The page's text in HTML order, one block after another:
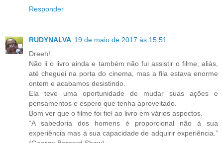
Responder
RUDYNALVA 19 de maio de 2017 às 15:51
Dreeh!
Não li o livro ainda e também não fui assistir o filme, aliás,
até cheguei na porta do cinema, mas a fila estava enorme
ontem e acabamos desistindo.
Ela teve uma oportunidade de mudar suas ações e
pensamentos e espero que tenha aproveitado.
Bom ver que o filme foi fiel ao livro em vários aspectos.
“A sabedoria dos homens é proporcional não à sua
experiência mas à sua capacidade de adquirir experiência.”